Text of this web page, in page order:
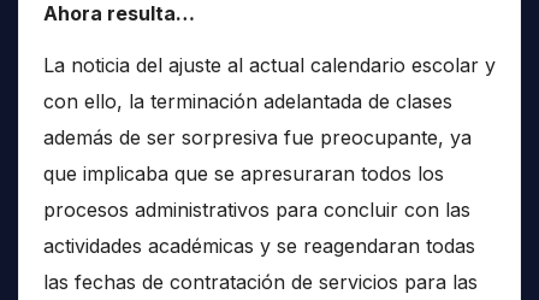
Ahora resulta…
La noticia del ajuste al actual calendario escolar y
con ello, la terminación adelantada de clases
además de ser sorpresiva fue preocupante, ya
que implicaba que se apresuraran todos los
procesos administrativos para concluir con las
actividades académicas y se reagendaran todas
las fechas de contratación de servicios para las